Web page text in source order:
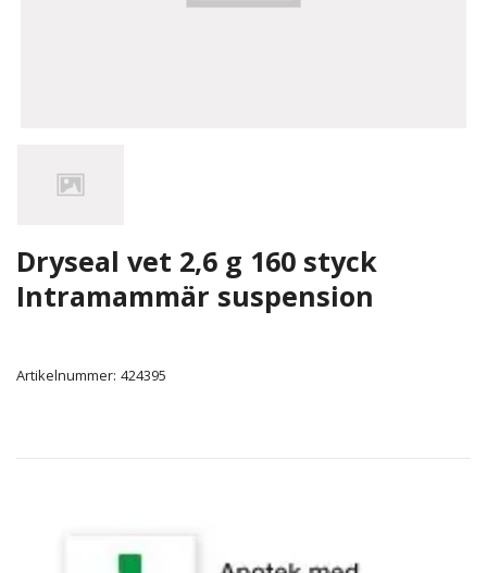
Dryseal vet 2,6 g 160 styck
Intramammär suspension
Artikelnummer: 424395